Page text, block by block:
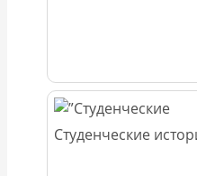
Студенческие